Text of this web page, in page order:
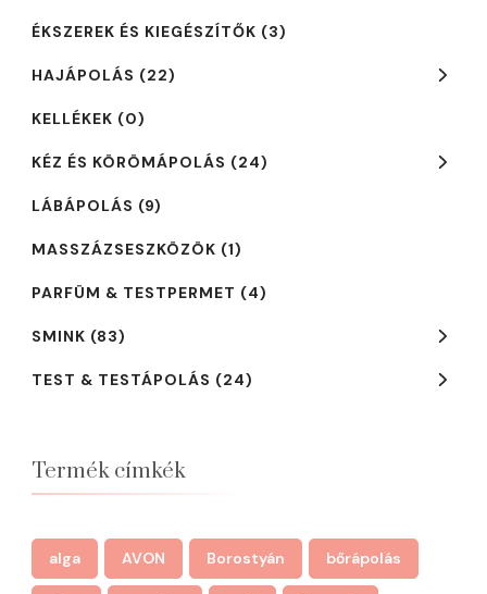
ÉKSZEREK ÉS KIEGÉSZÍTŐK (3)
HAJÁPOLÁS (22)
KELLÉKEK (0)
KÉZ ÉS KÖRÖMÁPOLÁS (24)
LÁBÁPOLÁS (9)
MASSZÁZSESZKÖZÖK (1)
PARFÜM & TESTPERMET (4)
SMINK (83)
TEST & TESTÁPOLÁS (24)
Termék címkék
alga AVON Borostyán bőrápolás